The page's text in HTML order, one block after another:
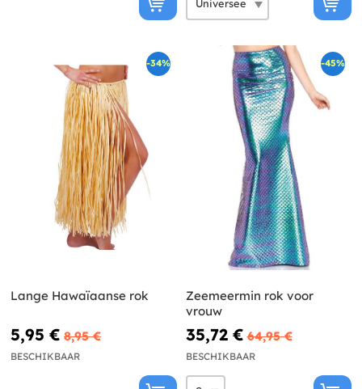
-34%
Lange Hawaïaanse rok
5,95 € 8,95 €
BESCHIKBAAR
-45%
Zeemeermin rok voor
vrouw
35,72 € 64,95 €
BESCHIKBAAR